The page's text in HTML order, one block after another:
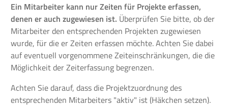
Ein Mitarbeiter kann nur Zeiten für Projekte erfassen,
denen er auch zugewiesen ist. Überprüfen Sie bitte, ob der
Mitarbeiter den entsprechenden Projekten zugewiesen
wurde, für die er Zeiten erfassen möchte. Achten Sie dabei
auf eventuell vorgenommene Zeiteinschränkungen, die die
Möglichkeit der Zeiterfassung begrenzen.
Achten Sie darauf, dass die Projektzuordnung des
entsprechenden Mitarbeiters "aktiv" ist (Häkchen setzen).